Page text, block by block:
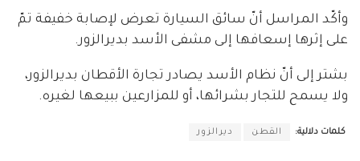
وأكّد المراسل أنّ سائق السيارة تعرض لإصابة خفيفة تمّ
على إثرها إسعافها إلى مشفى الأسد بديرالزور.
بشتر إلى أنّ نظام الأسد يصادر تجارة الأقطان بديرالزور،
ولا يسمح للتجار بشرائها، أو للمزارعين ببيعها لغيره.
كلمات دلالية: القطن ديرالزور